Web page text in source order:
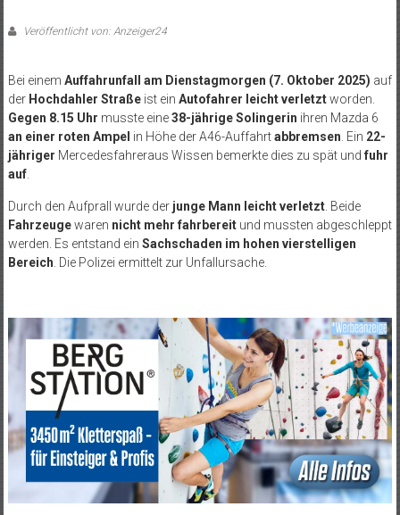
Veröffentlicht von: Anzeiger24
Bei einem Auffahrunfall am Dienstagmorgen (7. Oktober 2025) auf
der Hochdahler Straßeist ein Autofahrer leicht verletztworden.
Gegen 8.15 Uhr musste eine38-jährige Solingerin ihren Mazda 6
an einer roten Ampel in Höhe der A46-Auffahrtabbremsen. Ein 22-
jähriger Mercedesfahreraus Wissen bemerkte dies zu spät und fuhr
auf.
Durch den Aufprall wurde der junge Mann leicht verletzt. Beide
Fahrzeugewaren nicht mehr fahrbereit und mussten abgeschleppt
werden. Es entstand ein Sachschaden im hohen vierstelligen
Bereich. Die Polizei ermittelt zur Unfallursache.